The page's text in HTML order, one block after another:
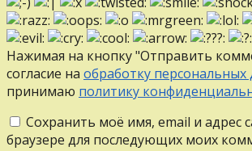
Нажимая на кнопку "Отправить
согласие на обработку персональных
принимаю политику
Сохранить моё имя, email и адрес
браузере для последующих моих